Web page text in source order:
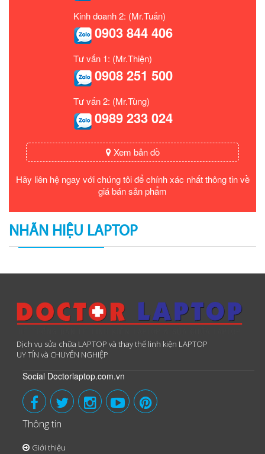
Kinh doanh 2: (Mr.Tuấn)
0903 844 406
Tư vấn 1: (Mr.Thiện)
0908 251 500
Tư vấn 2: (Mr.Tùng)
0989 233 024
Xem bản đồ
Hãy liên hệ ngay với chúng tôi để chính xác nhất thông tin về
giá bán sản phẩm
NHÃN HIỆU LAPTOP
Dịch vụ sửa chữa LAPTOP và thay thế linh kiện LAPTOP
UY TÍN và CHUYÊN NGHIỆP
Social Doctorlaptop.com.vn
Thông tin
Giới thiệu